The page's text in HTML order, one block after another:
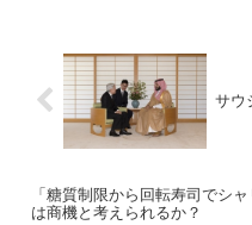
サウ
「糖質制限から回転寿司でシャ
は商機と考えられるか？